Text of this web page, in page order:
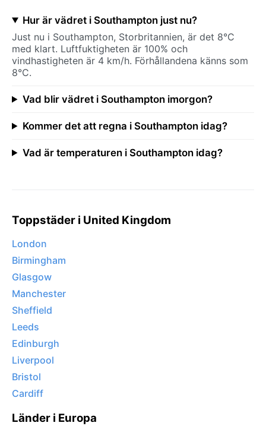
Hur är vädret i Southampton just nu?
Just nu i Southampton, Storbritannien, är det 8°C
med klart. Luftfuktigheten är 100% och
vindhastigheten är 4 km/h. Förhållandena känns som
8°C.
Vad blir vädret i Southampton imorgon?
Kommer det att regna i Southampton idag?
Vad är temperaturen i Southampton idag?
Toppstäder i United Kingdom
London
Birmingham
Glasgow
Manchester
Sheffield
Leeds
Edinburgh
Liverpool
Bristol
Cardiff
Länder i Europa